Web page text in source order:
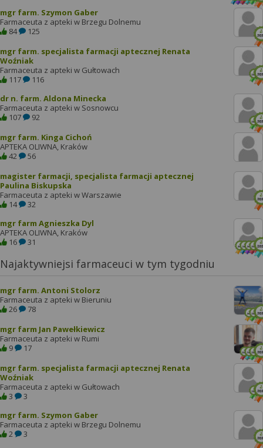
mgr farm. Szymon Gaber
Farmaceuta z apteki w Brzegu Dolnemu
84
125
mgr farm. specjalista farmacji aptecznej Renata
Woźniak
Farmaceuta z apteki w Gułtowach
117
116
dr n. farm. Aldona Minecka
Farmaceuta z apteki w Sosnowcu
107
92
mgr farm. Kinga Cichoń
APTEKA OLIWNA, Kraków
42
56
magister farmacji, specjalista farmacji aptecznej
Paulina Biskupska
Farmaceuta z apteki w Warszawie
14
32
mgr farm Agnieszka Dyl
APTEKA OLIWNA, Kraków
16
31
Najaktywniejsi farmaceuci w tym tygodniu
mgr farm. Antoni Stolorz
Farmaceuta z apteki w Bieruniu
26
78
mgr farm Jan Pawełkiewicz
Farmaceuta z apteki w Rumi
9
17
mgr farm. specjalista farmacji aptecznej Renata
Woźniak
Farmaceuta z apteki w Gułtowach
3
3
mgr farm. Szymon Gaber
Farmaceuta z apteki w Brzegu Dolnemu
2
3